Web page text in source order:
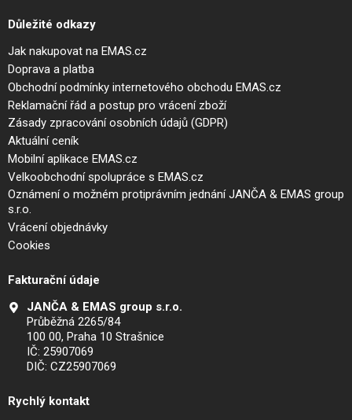
Důležité odkazy
Jak nakupovat na EMAS.cz
Doprava a platba
Obchodní podmínky internetového obchodu EMAS.cz
Reklamační řád a postup pro vrácení zboží
Zásady zpracování osobních údajů (GDPR)
Aktuální ceník
Mobilní aplikace EMAS.cz
Velkoobchodní spolupráce s EMAS.cz
Oznámení o možném protiprávním jednání JANČA & EMAS group
s.r.o.
Vrácení objednávky
Cookies
Fakturační údaje
JANČA & EMAS group s.r.o.
Průběžná 2265/84
100 00, Praha 10 Strašnice
IČ: 25907069
DIČ: CZ25907069
Rychlý kontakt